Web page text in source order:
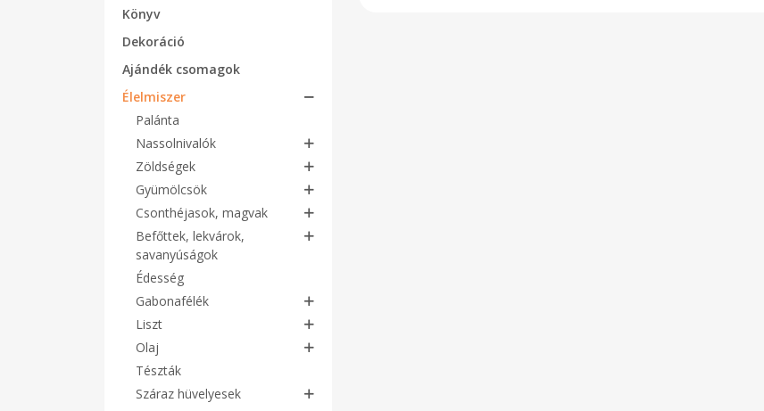
Könyv
Dekoráció
Ajándék csomagok
Élelmiszer
Palánta
Nassolnivalók
Zöldségek
Gyümölcsök
Csonthéjasok, magvak
Befőttek, lekvárok,
savanyúságok
Édesség
Gabonafélék
Liszt
Olaj
Tészták
Száraz hüvelyesek